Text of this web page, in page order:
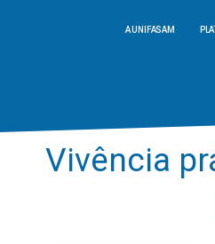
A UNIFASAM
Vivência